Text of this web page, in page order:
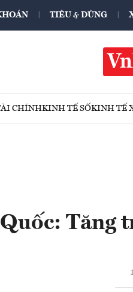
TIÊU & DÙNG
CHÍNHKINH TẾ SỐKINH TẾ
Tăng